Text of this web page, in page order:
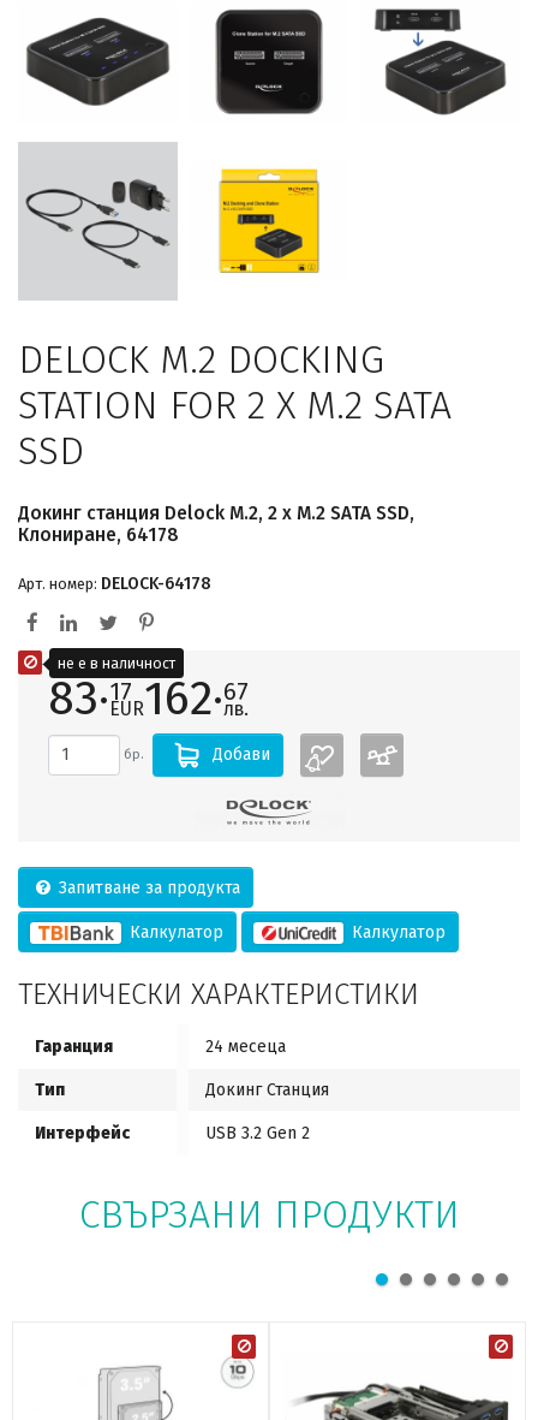
DELOCK M.2 DOCKING
STATION FOR 2 X M.2 SATA
SSD
Докинг станция Delock M.2, 2 x M.2 SATA SSD,
Клониране, 64178
Арт. номер: DELOCK-64178
83·17
EUR162·67
лв.
бр. Добави
Запитване за продукта
Калкулатор Калкулатор
ТЕХНИЧЕСКИ ХАРАКТЕРИСТИКИ
Гаранция 24 месеца
Тип Докинг Станция
Интерфейс USB 3.2 Gen 2
СВЪРЗАНИ ПРОДУКТИ
не е в наличност